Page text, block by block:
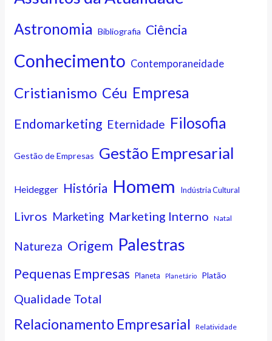
Astronomia Bibliografia Ciência
Conhecimento Contemporaneidade
Cristianismo Céu Empresa
Endomarketing Eternidade Filosofia
Gestão de Empresas Gestão Empresarial
Heidegger História Homem Indústria Cultural
Livros Marketing Marketing Interno Natal
Natureza Origem Palestras
Pequenas Empresas Planeta Planetário Platão
Qualidade Total
Relacionamento Empresarial Relatividade